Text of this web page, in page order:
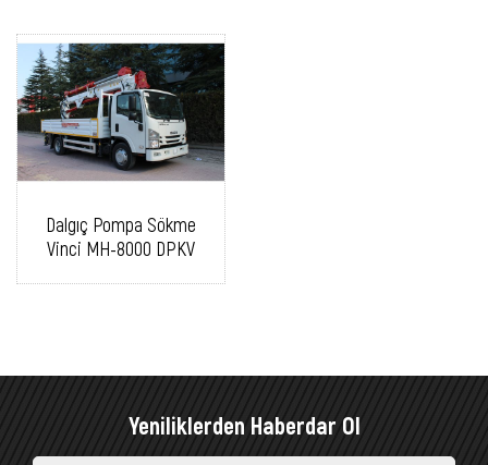
Dalgıç Pompa Sökme
Vinci MH-8000 DPKV
Yeniliklerden Haberdar Ol